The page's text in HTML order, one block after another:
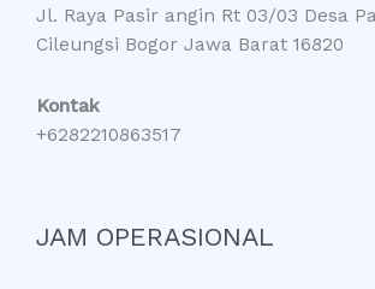
Jl. Raya Pasir angin Rt 03/03 Desa
Cileungsi Bogor Jawa Barat 16820
Kontak
+6282210863517
JAM OPERASIONAL